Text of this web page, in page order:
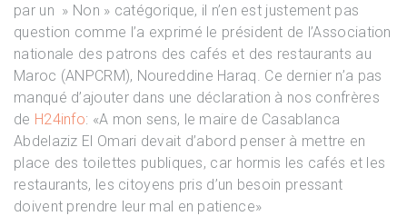
par un » Non » catégorique, il n’en est justement pas
question comme l’a exprimé le président de l’Association
nationale des patrons des cafés et des restaurants au
Maroc (ANPCRM), Noureddine Haraq. Ce dernier n’a pas
manqué d’ajouter dans une déclaration à nos confrères
de H24info: «A mon sens, le maire de Casablanca
Abdelaziz El Omari devait d’abord penser à mettre en
place des toilettes publiques, car hormis les cafés et les
restaurants, les citoyens pris d’un besoin pressant
doivent prendre leur mal en patience»